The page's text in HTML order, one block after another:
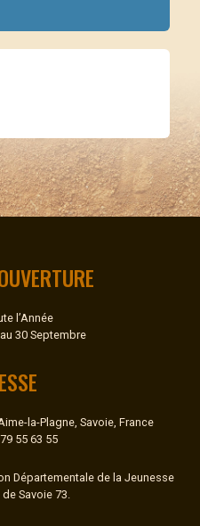
l’Année
30 Septembre
la-Plagne, Savoie, France
55 63 55
Départementale de la Jeunesse
Savoie 73.